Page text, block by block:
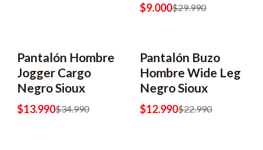
$9.000$29.990
-60% OFF
Pantalón Hombre
Jogger Cargo
Negro Sioux
$13.990$34.990
-43% OFF
Pantalón Buzo
Hombre Wide Leg
Negro Sioux
$12.990$22.990